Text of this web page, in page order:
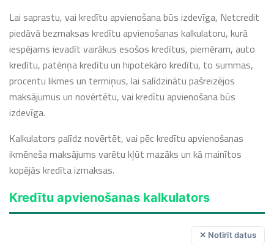
Lai saprastu, vai kredītu apvienošana būs izdevīga, Netcredit
piedāvā bezmaksas kredītu apvienošanas kalkulatoru, kurā
iespējams ievadīt vairākus esošos kredītus, piemēram, auto
kredītu, patēriņa kredītu un hipotekāro kredītu, to summas,
procentu likmes un termiņus, lai salīdzinātu pašreizējos
maksājumus un novērtētu, vai kredītu apvienošana būs
izdevīga.
Kalkulators palīdz novērtēt, vai pēc kredītu apvienošanas
ikmēneša maksājums varētu kļūt mazāks un kā mainītos
kopējās kredīta izmaksas.
Kredītu apvienošanas kalkulators
✕ Notīrīt datus